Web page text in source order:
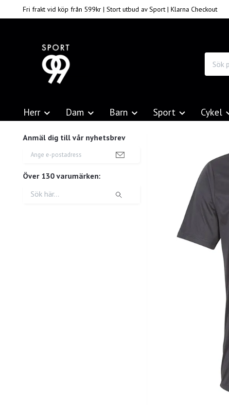
Fri frakt vid köp från 599kr | Stort utbud av Sport | Klarna Checkout
Herr Dam Barn Sport Cykel
Anmäl dig till vår nyhetsbrev
Över 130 varumärken: